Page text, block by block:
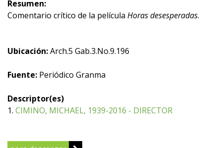
Resumen:
Comentario crítico de la película Horas desesperadas.
Ubicación:Arch.5 Gab.3.No.9.196
Fuente: Periódico Granma
Descriptor(es)
1. CIMINO, MICHAEL, 1939-2016 - DIRECTOR